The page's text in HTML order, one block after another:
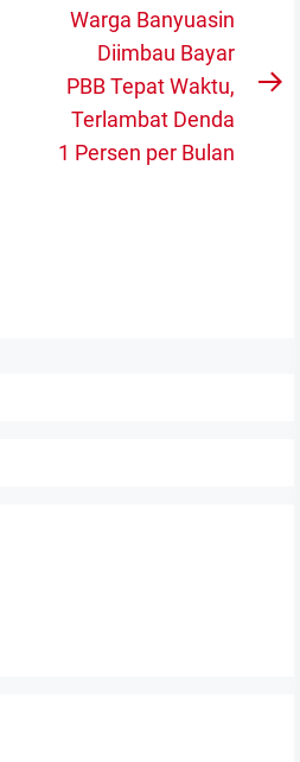
Warga Banyuasin
Diimbau Bayar
PBB Tepat Waktu,
Terlambat Denda
1 Persen per Bulan